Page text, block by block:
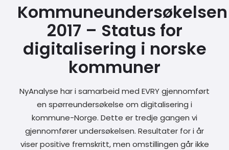
Kommuneundersøkelsen
2017 – Status for
digitalisering i norske
kommuner
NyAnalyse har i samarbeid med EVRY gjennomført
en spørreundersøkelse om digitalisering i
kommune-Norge. Dette er tredje gangen vi
gjennomfører undersøkelsen. Resultater for i år
viser positive fremskritt, men omstillingen går ikke